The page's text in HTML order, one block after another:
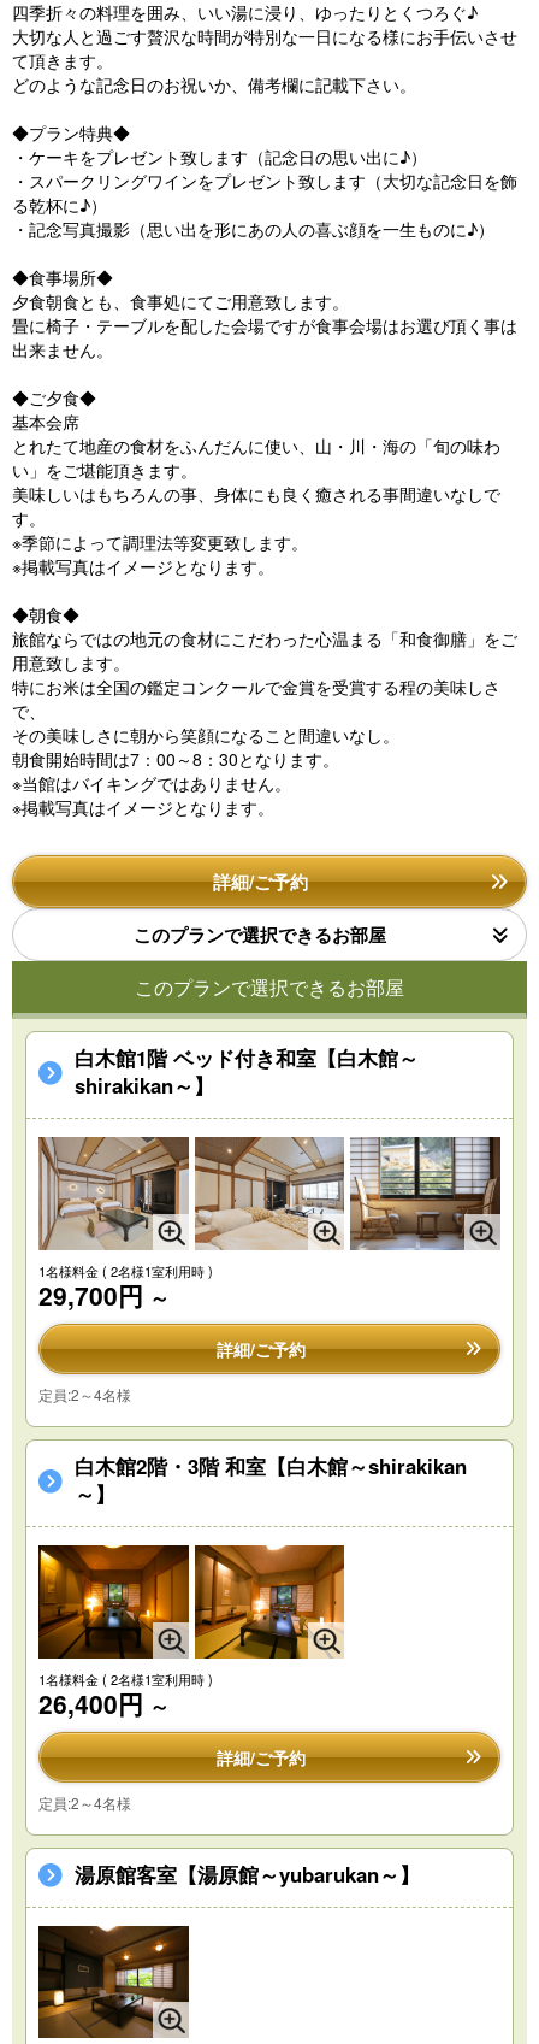
四季折々の料理を囲み、いい湯に浸り、ゆったりとくつろぐ♪
大切な人と過ごす贅沢な時間が特別な一日になる様にお手伝いさせ
て頂きます。
どのような記念日のお祝いか、備考欄に記載下さい。
◆プラン特典◆
・ケーキをプレゼント致します（記念日の思い出に♪）
・スパークリングワインをプレゼント致します（大切な記念日を飾
る乾杯に♪）
・記念写真撮影（思い出を形にあの人の喜ぶ顔を一生ものに♪）
◆食事場所◆
夕食朝食とも、食事処にてご用意致します。
畳に椅子・テーブルを配した会場ですが食事会場はお選び頂く事は
出来ません。
◆ご夕食◆
基本会席
とれたて地産の食材をふんだんに使い、山・川・海の「旬の味わ
い」をご堪能頂きます。
美味しいはもちろんの事、身体にも良く癒される事間違いなしで
す。
※季節によって調理法等変更致します。
※掲載写真はイメージとなります。
◆朝食◆
旅館ならではの地元の食材にこだわった心温まる「和食御膳」をご
用意致します。
特にお米は全国の鑑定コンクールで金賞を受賞する程の美味しさ
で、
その美味しさに朝から笑顔になること間違いなし。
朝食開始時間は7：00～8：30となります。
※当館はバイキングではありません。
※掲載写真はイメージとなります。
詳細/ご予約
このプランで選択できるお部屋
このプランで選択できるお部屋
白木館1階 ベッド付き和室【白木館～
shirakikan～】
1名様料金( 2名様1室利用時 )
29,700円 ～
詳細/ご予約
定員:2～4名様
白木館2階・3階 和室【白木館～shirakikan
～】
1名様料金( 2名様1室利用時 )
26,400円 ～
詳細/ご予約
定員:2～4名様
湯原館客室【湯原館～yubarukan～】